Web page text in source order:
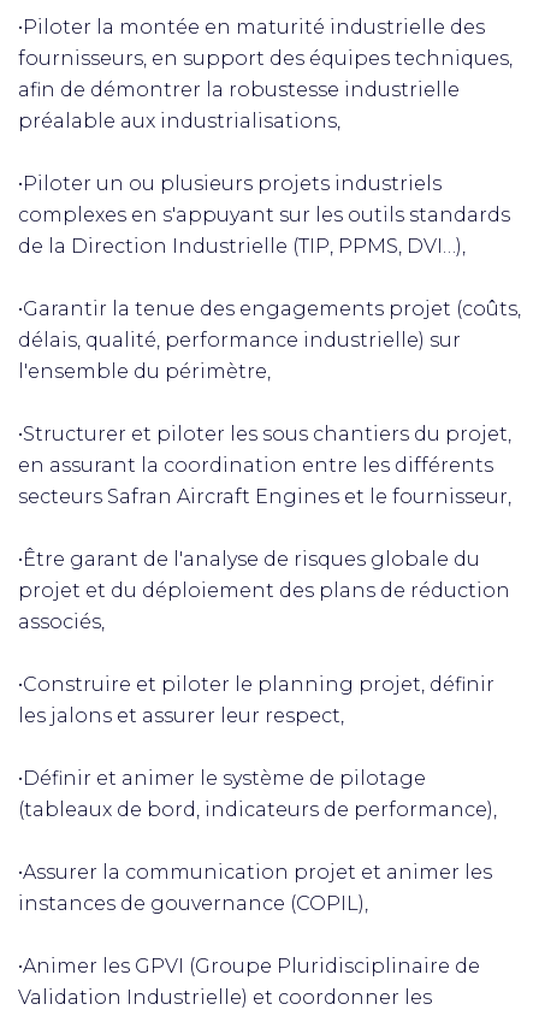
•Piloter la montée en maturité industrielle des
fournisseurs, en support des équipes techniques,
afin de démontrer la robustesse industrielle
préalable aux industrialisations,
•Piloter un ou plusieurs projets industriels
complexes en s'appuyant sur les outils standards
de la Direction Industrielle (TIP, PPMS, DVI…),
•Garantir la tenue des engagements projet (coûts,
délais, qualité, performance industrielle) sur
l'ensemble du périmètre,
•Structurer et piloter les sous chantiers du projet,
en assurant la coordination entre les différents
secteurs Safran Aircraft Engines et le fournisseur,
•Être garant de l'analyse de risques globale du
projet et du déploiement des plans de réduction
associés,
•Construire et piloter le planning projet, définir
les jalons et assurer leur respect,
•Définir et animer le système de pilotage
(tableaux de bord, indicateurs de performance),
•Assurer la communication projet et animer les
instances de gouvernance (COPIL),
•Animer les GPVI (Groupe Pluridisciplinaire de
Validation Industrielle) et coordonner les